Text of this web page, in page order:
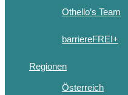
Othello’s Team
barriereFREI+
Regionen
Österreich